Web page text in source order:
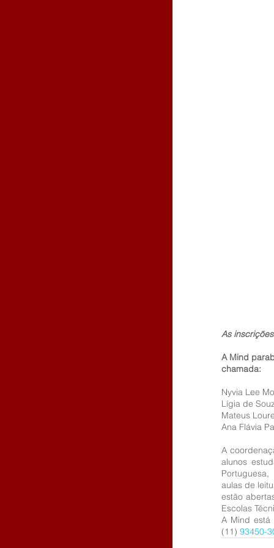
As
A Mind
chamada:
Nyvia Lee
Lígia de
Mateus
Ana Flávia
A
alunos
aulas de
estão
Escolas
A Mind está
(11) 93450-